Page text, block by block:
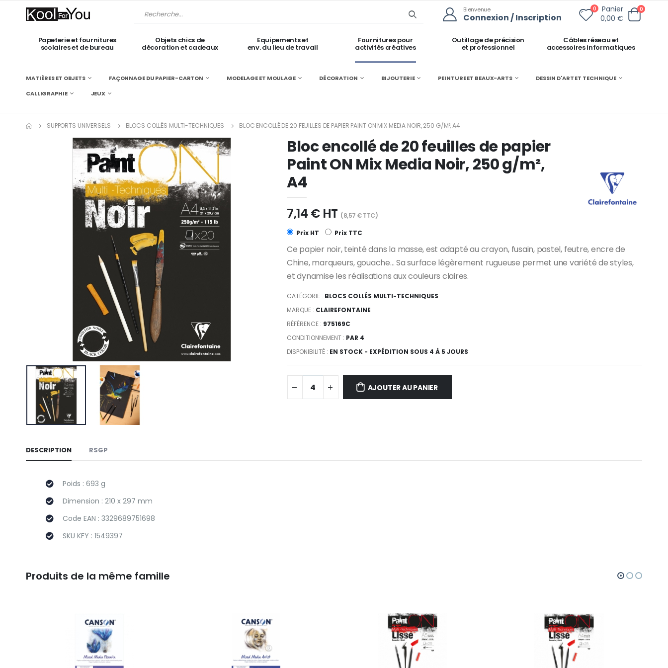
Bienvenue
Connexion / Inscription
0
Panier
0,00 €
0
Papeterie et fournitures
scolaires et de bureau
Objets chics de
décoration et cadeaux
Equipements et
env. du lieu de travail
Fournitures pour
activités créatives
Outillage de précision
et professionnel
Câbles réseau et
accessoires informatiques
MATIÈRES ET OBJETS FAÇONNAGE DU PAPIER-CARTON MODELAGE ET MOULAGE DÉCORATION BIJOUTERIE PEINTURE ET BEAUX-ARTS
DESSIN D'ART ET TECHNIQUE
CALLIGRAPHIE
JEUX
SUPPORTS UNIVERSELS BLOCS COLLÉS MULTI-TECHNIQUES BLOC ENCOLLÉ DE 20 FEUILLES DE PAPIER PAINT ON MIX MEDIA NOIR, 250 G/M², A4
Bloc encollé de 20 feuilles de papier
Paint ON Mix Media Noir, 250 g/m²,
A4
7,14 € HT (8,57 € TTC)
Prix HT Prix TTC
Ce papier noir, teinté dans la masse, est adapté au crayon, fusain, pastel, feutre, encre de
Chine, marqueurs, gouache... Sa surface légèrement rugueuse permet une variété de styles,
et dynamise les réalisations aux couleurs claires.
CATÉGORIE : BLOCS COLLÉS MULTI-TECHNIQUES
MARQUE : CLAIREFONTAINE
RÉFÉRENCE : 975169C
CONDITIONNEMENT : PAR 4
DISPONIBILITÉ : EN STOCK - EXPÉDITION SOUS 4 À 5 JOURS
AJOUTER AU PANIER
DESCRIPTION RSGP
Poids : 693 g
Dimension : 210 x 297 mm
Code EAN : 3329689751698
SKU KFY : 1549397
Produits de la même famille